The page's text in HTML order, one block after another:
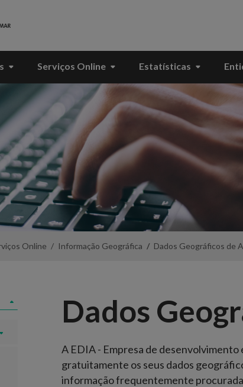
Serviços Online Estatísticas
Online Informação Geográfica Dados Geográficos de
Dados
A EDIA - Empresa de
gratuitamente os seus dados
informação frequentemente